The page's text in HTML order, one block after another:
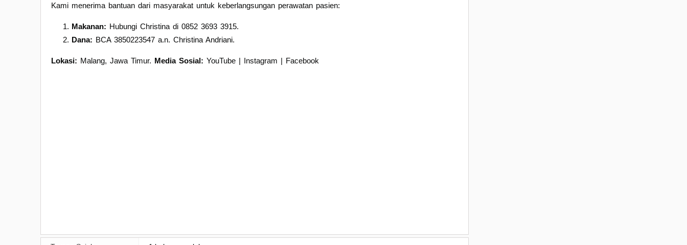
Kami menerima bantuan dari masyarakat untuk keberlangsungan perawatan pasien:
Makanan: Hubungi Christina di 0852 3693 3915.
Dana: BCA 3850223547 a.n. Christina Andriani.
Lokasi: Malang, Jawa Timur. Media Sosial: YouTube | Instagram | Facebook